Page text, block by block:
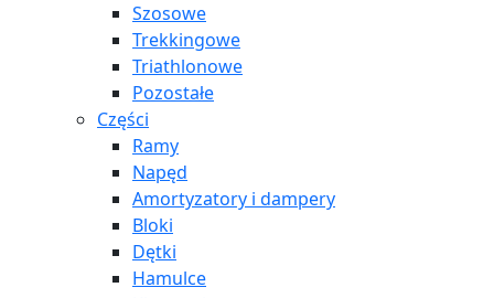
Szosowe
Trekkingowe
Triathlonowe
Pozostałe
Części
Ramy
Napęd
Amortyzatory i dampery
Bloki
Dętki
Hamulce